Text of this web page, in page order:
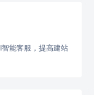
能客服，提高建站